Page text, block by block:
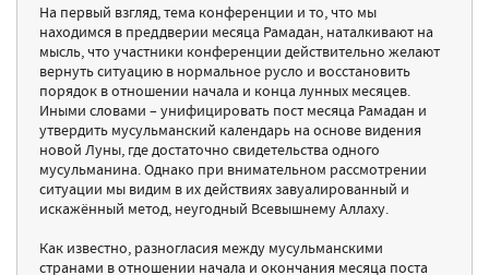
На первый взгляд, тема конференции и то, что мы
находимся в преддверии месяца Рамадан, наталкивают на
мысль, что участники конференции действительно желают
вернуть ситуацию в нормальное русло и восстановить
порядок в отношении начала и конца лунных месяцев.
Иными словами – унифицировать пост месяца Рамадан и
утвердить мусульманский календарь на основе видения
новой Луны, где достаточно свидетельства одного
мусульманина. Однако при внимательном рассмотрении
ситуации мы видим в их действиях завуалированный и
искажённый метод, неугодный Всевышнему Аллаху.
Как известно, разногласия между мусульманскими
странами в отношении начала и окончания месяца поста